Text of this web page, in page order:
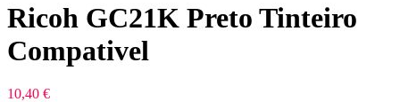
Ricoh GC21K Preto Tinteiro
Compativel
10,40 €